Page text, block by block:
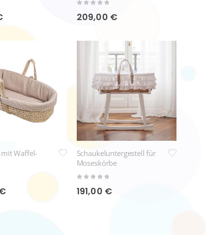
209,00 €
Waffel-
Schaukeluntergestell für
Moseskörbe
Rating:
191,00 €